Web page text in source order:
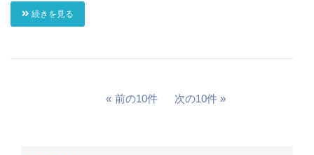
続きを見る
前の10件 次の10件